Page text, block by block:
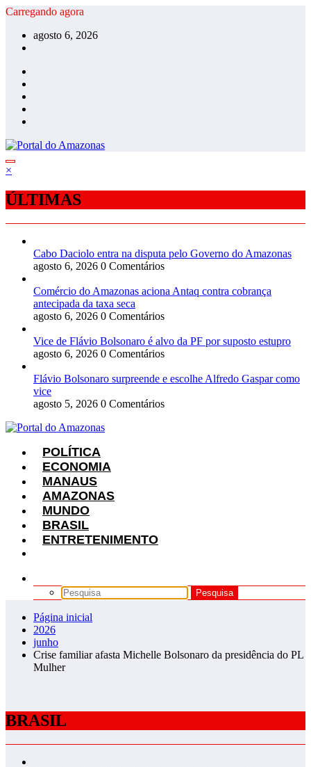
Pular
conteúdo
Carregando agora
agosto 6, 2026
×
ÚLTIMAS
Cabo Daciolo entra na disputa pelo Governo do Amazonas
agosto 6, 2026 0 Comentários
Comércio do Amazonas aciona Antaq contra cobrança
antecipada da taxa seca
agosto 6, 2026 0 Comentários
Vice de Flávio Bolsonaro é alvo da PF por suposto estupro
agosto 6, 2026 0 Comentários
Flávio Bolsonaro surpreende e escolhe Alfredo Gaspar como
vice
agosto 5, 2026 0 Comentários
POLÍTICA
ECONOMIA
MANAUS
AMAZONAS
MUNDO
BRASIL
ENTRETENIMENTO
Página inicial
2026
junho
Crise familiar afasta Michelle Bolsonaro da presidência do PL
Mulher
BRASIL